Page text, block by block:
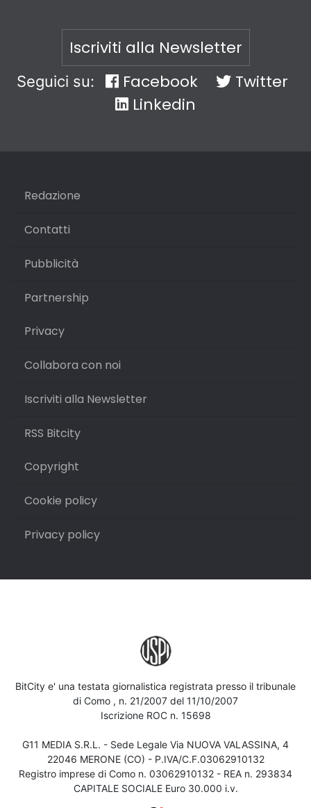
Iscriviti alla Newsletter
Seguici su: Facebook
Twitter
Linkedin
Redazione
Contatti
Pubblicità
Partnership
Privacy
Collabora con noi
Iscriviti alla Newsletter
RSS Bitcity
Copyright
Cookie policy
Privacy policy
BitCity e' una testata giornalistica registrata presso il tribunale
di Como , n. 21/2007 del 11/10/2007
Iscrizione ROC n. 15698
G11 MEDIA S.R.L. - Sede Legale Via NUOVA VALASSINA, 4
22046 MERONE (CO) - P.IVA/C.F.03062910132
Registro imprese di Como n. 03062910132 - REA n. 293834
CAPITALE SOCIALE Euro 30.000 i.v.